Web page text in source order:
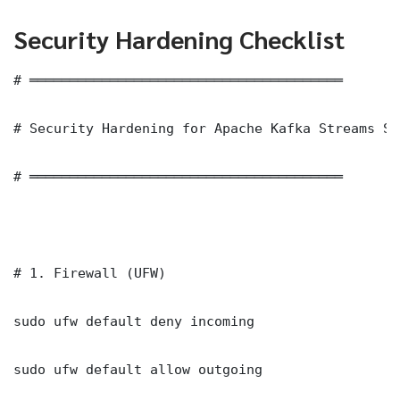
Security Hardening Checklist
# ═══════════════════════════════════════
# Security Hardening for Apache Kafka Streams
# ═══════════════════════════════════════
# 1. Firewall (UFW)
sudo ufw default deny incoming
sudo ufw default allow outgoing